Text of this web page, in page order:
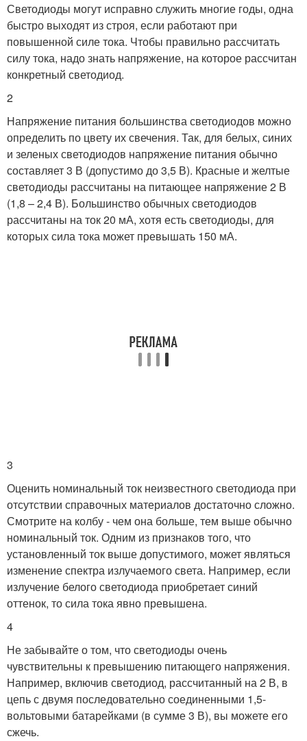
Светодиоды могут исправно служить многие годы, одна
быстро выходят из строя, если работают при
повышенной силе тока. Чтобы правильно рассчитать
силу тока, надо знать напряжение, на которое рассчитан
конкретный светодиод.
2
Напряжение питания большинства светодиодов можно
определить по цвету их свечения. Так, для белых, синих
и зеленых светодиодов напряжение питания обычно
составляет 3 В (допустимо до 3,5 В). Красные и желтые
светодиоды рассчитаны на питающее напряжение 2 В
(1,8 – 2,4 В). Большинство обычных светодиодов
рассчитаны на ток 20 мА, хотя есть светодиоды, для
которых сила тока может превышать 150 мА.
3
Оценить номинальный ток неизвестного светодиода при
отсутствии справочных материалов достаточно сложно.
Смотрите на колбу - чем она больше, тем выше обычно
номинальный ток. Одним из признаков того, что
установленный ток выше допустимого, может являться
изменение спектра излучаемого света. Например, если
излучение белого светодиода приобретает синий
оттенок, то сила тока явно превышена.
4
Не забывайте о том, что светодиоды очень
чувствительны к превышению питающего напряжения.
Например, включив светодиод, рассчитанный на 2 В, в
цепь с двумя последовательно соединенными 1,5-
вольтовыми батарейками (в сумме 3 В), вы можете его
сжечь.